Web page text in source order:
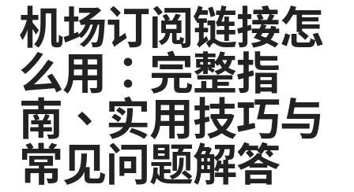
机场订阅链接怎
么用：完整指
南、实用技巧与
常见问题解答